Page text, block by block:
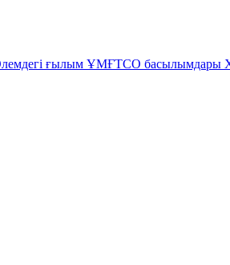
ғылым ҰМҒТСО басылымдары